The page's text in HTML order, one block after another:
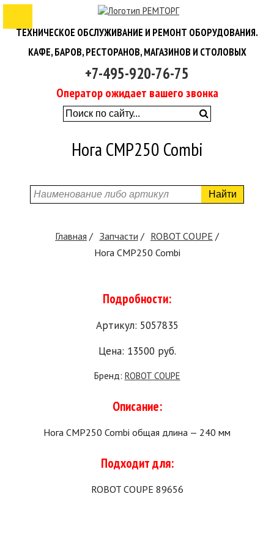
ТЕХНИЧЕСКОЕ ОБСЛУЖИВАНИЕ И РЕМОНТ ОБОРУДОВАНИЯ.
КАФЕ, БАРОВ, РЕСТОРАНОВ, МАГАЗИНОВ И СТОЛОВЫХ
+7-495-920-76-75
Оператор ожидает вашего звонка
Нога CMP250 Combi
Найти
Главная Запчасти
ROBOT COUPE
Нога CMP250 Combi
Подробности:
Артикул: 5057835
Цена: 13500 руб.
Бренд: ROBOT COUPE
Описание:
Нога CMP250 Combi общая длина — 240 мм
Подходит для:
ROBOT COUPE 89656